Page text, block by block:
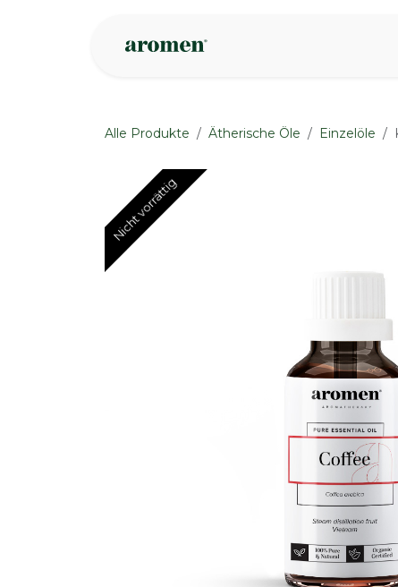
Alle Produkte Ätherische Öle Einzelöle
Nicht vorrättig
Nicht vorrättig